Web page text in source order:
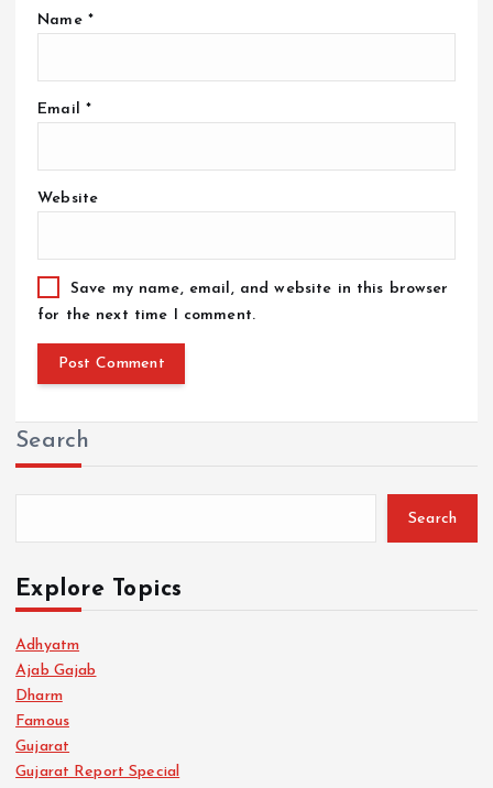
Name *
Email *
Website
Save my name, email, and website in this browser
for the next time I comment.
Search
Search
Explore Topics
Adhyatm
Ajab Gajab
Dharm
Famous
Gujarat
Gujarat Report Special